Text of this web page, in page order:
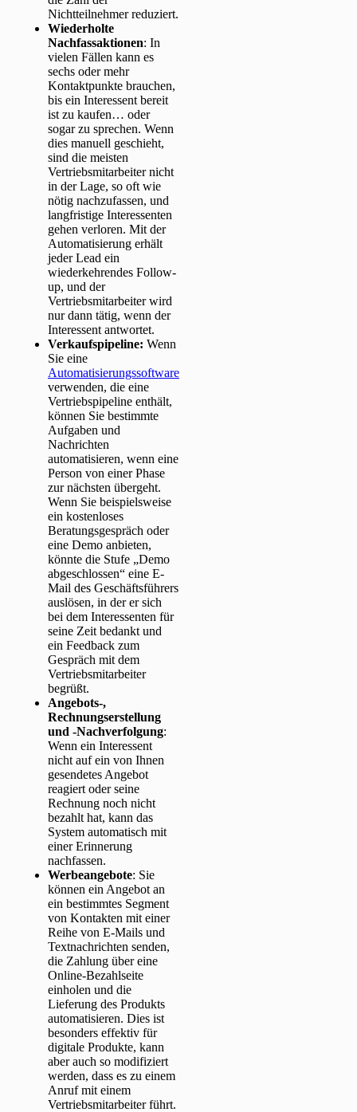
Nichtteilnehmer reduziert.
Wiederholte
Nachfassaktionen: In
vielen Fällen kann es
sechs oder mehr
Kontaktpunkte brauchen,
bis ein Interessent bereit
ist zu kaufen… oder
sogar zu sprechen. Wenn
dies manuell geschieht,
sind die meisten
Vertriebsmitarbeiter nicht
in der Lage, so oft wie
nötig nachzufassen, und
langfristige Interessenten
gehen verloren. Mit der
Automatisierung erhält
jeder Lead ein
wiederkehrendes Follow-
up, und der
Vertriebsmitarbeiter wird
nur dann tätig, wenn der
Interessent antwortet.
Verkaufspipeline: Wenn
Sie eine
Automatisierungssoftware
verwenden, die eine
Vertriebspipeline enthält,
können Sie bestimmte
Aufgaben und
Nachrichten
automatisieren, wenn eine
Person von einer Phase
zur nächsten übergeht.
Wenn Sie beispielsweise
ein kostenloses
Beratungsgespräch oder
eine Demo anbieten,
könnte die Stufe „Demo
abgeschlossen“ eine E-
Mail des Geschäftsführers
auslösen, in der er sich
bei dem Interessenten für
seine Zeit bedankt und
ein Feedback zum
Gespräch mit dem
Vertriebsmitarbeiter
begrüßt.
Angebots-,
Rechnungserstellung
und -Nachverfolgung:
Wenn ein Interessent
nicht auf ein von Ihnen
gesendetes Angebot
reagiert oder seine
Rechnung noch nicht
bezahlt hat, kann das
System automatisch mit
einer Erinnerung
nachfassen.
Werbeangebote: Sie
können ein Angebot an
ein bestimmtes Segment
von Kontakten mit einer
Reihe von E-Mails und
Textnachrichten senden,
die Zahlung über eine
Online-Bezahlseite
einholen und die
Lieferung des Produkts
automatisieren. Dies ist
besonders effektiv für
digitale Produkte, kann
aber auch so modifiziert
werden, dass es zu einem
Anruf mit einem
Vertriebsmitarbeiter führt.